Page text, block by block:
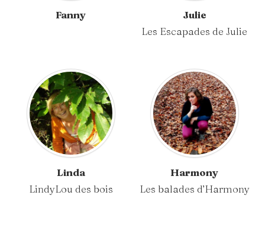
Fanny
Julie
Les Escapades de Julie
Linda
LindyLou des bois
Harmony
Les balades d’Harmony